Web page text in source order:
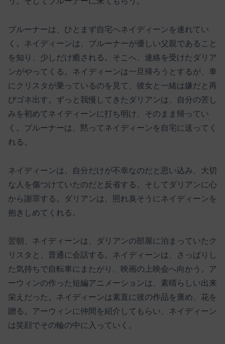
ブルーナーは、ひとまず自宅へネイディーンを連れてい
く。ネイディーンは、ブルーナーが優しい父親であること
を知り、少しだけ癒される。そこへ、連絡を受けたダリア
ンがやってくる。ネイディーンは一旦帰ろうとするが、車
にクリスタが乗っているのを見て、彼女と一緒は嫌だと再
びゴネ出す。ずっと我慢してきたダリアンは、自分の苦し
みを初めてネイディーンに打ち明け、そのまま帰ってい
く。ブルーナーは、黙ってネイディーンを自宅に送ってく
れる。
ネイディーンは、自分だけが不幸なのだと思い込み、大切
な人を傷つけていたのだと反省する。そしてダリアンに心
から謝罪する。ダリアンは、照れ臭そうにネイディーンを
抱きしめてくれる。
翌朝、ネイディーンは、ダリアンの部屋に泊まっていたク
リスタと、普通に会話する。ネイディーンは、さっぱりし
た気持ちで自転車にまたがり、映画の上映会へ向かう。ア
ーウィンの作った短編アニメーションは、素晴らしい出来
栄えだった。ネイディーンは素直に彼の作品を褒め、花を
贈る。アーウィンに仲間を紹介してもらい、ネイディーン
は笑顔でその輪の中に入っていく。